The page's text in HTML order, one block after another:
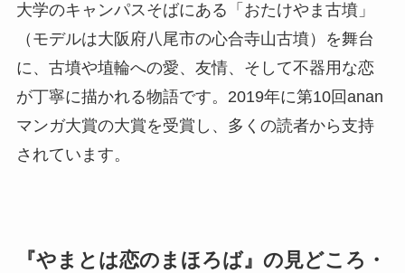
大学のキャンパスそばにある「おたけやま古墳」
（モデルは大阪府八尾市の心合寺山古墳）を舞台
に、古墳や埴輪への愛、友情、そして不器用な恋
が丁寧に描かれる物語です。2019年に第10回anan
マンガ大賞の大賞を受賞し、多くの読者から支持
されています。
『やまとは恋のまほろば』の見どころ・